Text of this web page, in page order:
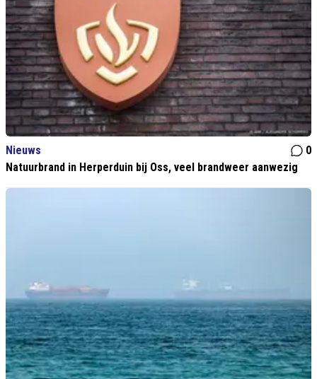
Nieuws
0
Natuurbrand in Herperduin bij Oss, veel brandweer aanwezig